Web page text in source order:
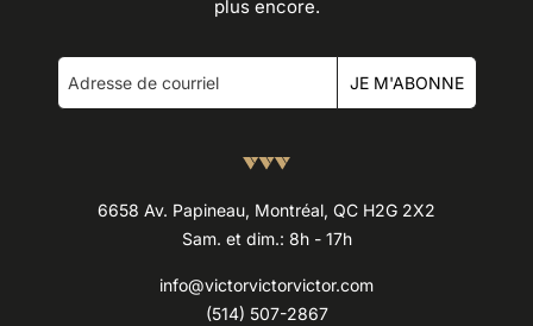
plus encore.
JE M'ABONNE
6658 Av. Papineau, Montréal, QC H2G 2X2
Sam. et dim.: 8h - 17h
info@victorvictorvictor.com
(514) 507-2867